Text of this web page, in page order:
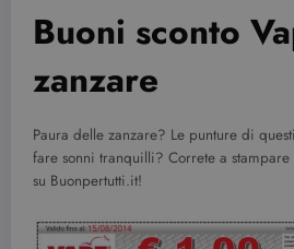
Buoni sconto
zanzare
Paura delle zanzare? Le punture di
fare sonni tranquilli? Correte a
su Buonpertutti.it!